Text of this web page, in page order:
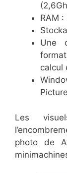
RAM :
Une
calcul
Picture
Les
photo de